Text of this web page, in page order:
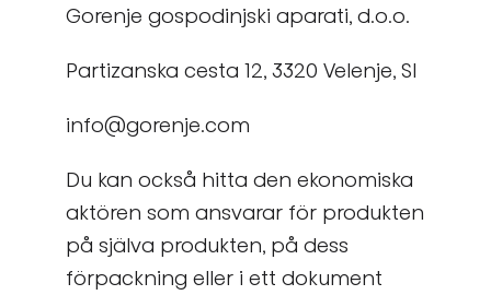
Gorenje gospodinjski aparati, d.o.o.
Partizanska cesta 12, 3320 Velenje, SI
info@gorenje.com
Du kan också hitta den ekonomiska
aktören som ansvarar för produkten
på själva produkten, på dess
förpackning eller i ett dokument